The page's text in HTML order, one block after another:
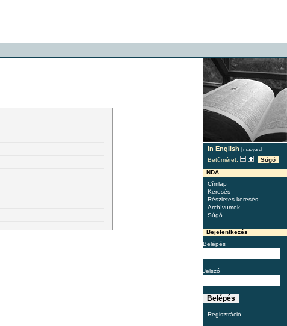
in English | magyarul
Betűméret:
Súgó
NDA
Címlap
Keresés
Részletes keresés
Archívumok
Súgó
Bejelentkezés
Belépés
Jelszó
Regisztráció